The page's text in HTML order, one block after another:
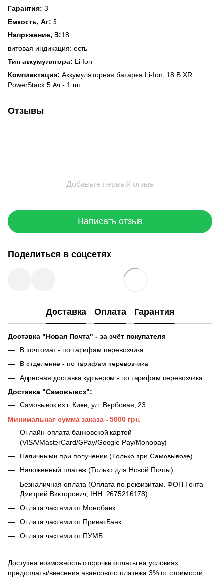
Гарантия: 3
Емкость, Аг: 5
Напряжение, В:18
витовая индикация: есть
Тип аккумулятора: Li-Ion
Комплектация: Аккумуляторная батарея Li-Ion, 18 В XR
PowerStack 5 Ач - 1 шт
Отзывы
Добавьте первый отзыв
Написать отзыв
Поделиться в соцсетях
Доставка Оплата Гарантия
Доставка "Новая Почта" - за счёт покупателя
В почтомат - по тарифам перевозчика
В отделение - по тарифам перевозчика
Адресная доставка куръером - по тарифам перевозчика
Доставка "Самовывоз":
Самовывоз из г. Киев, ул. Вербовая, 23
Минимальная сумма заказа - 5000 грн.
Онлайн-оплата банковской картой
(VISA/MasterCard/GPay/Google Pay/Monopay)
Наличными при получении (Только при Самовывозе)
Наложенный платеж (Только для Новой Почты)
Безналичная оплата (Оплата по реквизитам, ФОП Гонта
Дмитрий Викторович, ІНН: 2675216178)
Оплата частями от Монобанк
Оплата частями от ПриватБанк
Оплата частями от ПУМБ
Доступна возможность отсрочки оплаты на условиях
предоплаты/внесения авансового платежа 3% от стоимости